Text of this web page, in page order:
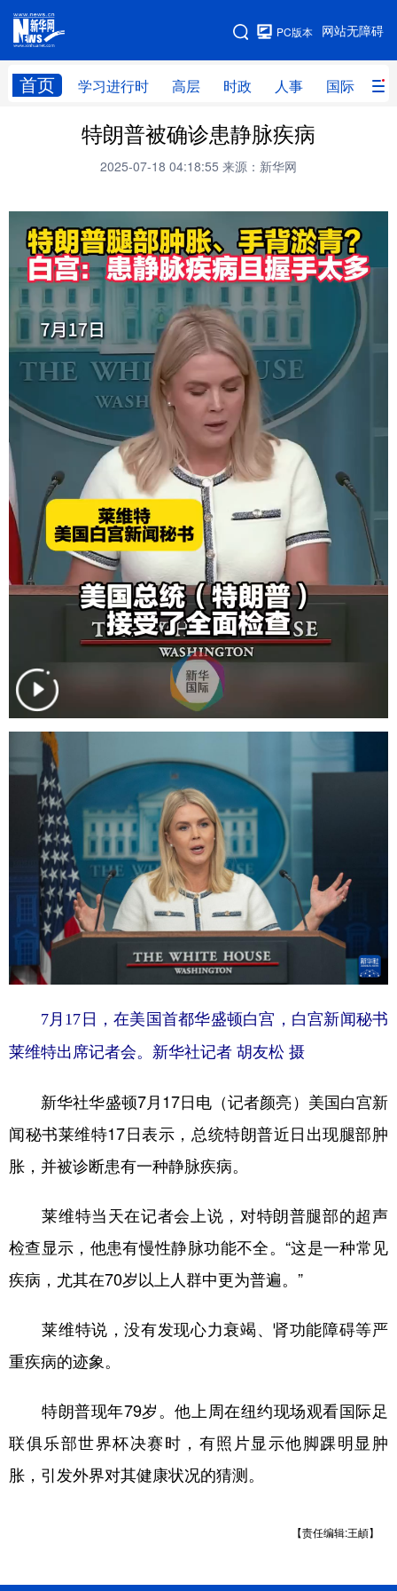
网站无障碍
PC版本
首页 学习进行时 高层 时政 人事 国际 财
网站地图
学习进行时 高层 时政
财经 网评
科技 科创 量子 体育
文化 书画 健康 军事
访谈 视频 图片
中央文件 金融 汽车
人居 信息化 数字经济
学术中国 乡村振兴 银龄
城市 旅游 能源 会展
彩票 娱乐 时尚 悦读
公益 一带一路 上市公司
文化产业
北京
浙江 安徽 江西
山东 河南
广东 广西 海南
四川 贵州 云南 西藏
陕西 甘肃 青海 宁夏
新疆
多语种频道
English Español Français
Deutsch Português
特朗普被确诊患静脉疾病
2025-07-18 04:18:55 来源：新华网
7月17日，在美国首都华盛顿白宫，白宫新闻秘书
莱维特出席记者会。新华社记者 胡友松 摄
新华社华盛顿7月17日电（记者颜亮）美国白宫新
闻秘书莱维特17日表示，总统特朗普近日出现腿部肿
胀，并被诊断患有一种静脉疾病。
莱维特当天在记者会上说，对特朗普腿部的超声
检查显示，他患有慢性静脉功能不全。“这是一种常见
疾病，尤其在70岁以上人群中更为普遍。”
莱维特说，没有发现心力衰竭、肾功能障碍等严
重疾病的迹象。
特朗普现年79岁。他上周在纽约现场观看国际足
联俱乐部世界杯决赛时，有照片显示他脚踝明显肿
胀，引发外界对其健康状况的猜测。
【责任编辑:王頔】